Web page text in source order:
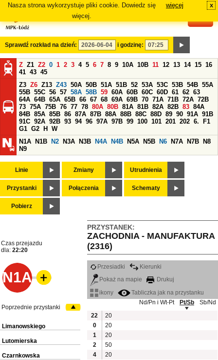
Nasza strona wykorzystuje pliki cookie. Dowiedz się
więcej.
więcej x
Sprawdź rozkład na dzień: i godzinę:
Z Z1 Z2 0 1 2 3 4 5 6 7 8 9 10A 10B 11 12 13 14 15 16
41 43 45
Z3 Z6 Z13 Z43 50A 50B 51A 51B 52 53A 53C 53B 54B 55A
55B 55C 56 57 58A 58B 59 60A 60B 60C 60D 61 62 63
64A 64B 65A 65B 66 67 68 69A 69B 70 71A 71B 72A 72B
73 75A 75B 76 77 78 80A 80B 81A 81B 82A 82B 83 84A
84B 85A 85B 86 87A 87B 88A 88B 88C 88D 89 90 91A 91B
91C 92A 92B 93 94 96 97A 97B 99 100 101 201 202 6.
F1
G1 G2 H
W
N1A
N1B N2 N3A N3B N4A N4B N5A N5B N6 N7A N7B
N8
N9
Linie Zmiany Utrudnienia
Przystanki Połączenia Schematy
Pobierz
PRZYSTANEK:
ZACHODNIA - MANUFAKTURA
(2316)
Czas przejazdu
dla: 22:20
N1A
Przesiadki
Kierunki
Pokaż na mapie
Drukuj
ikony
Tabliczka jak na przystanku
Nd/Pn i Wt-Pt
Pt/Sb
Sb/Nd
22
20
0
20
1
20
2
50
4
20
Poprzednie przystanki
Limanowskiego
Lutomierska
Czarnkowska